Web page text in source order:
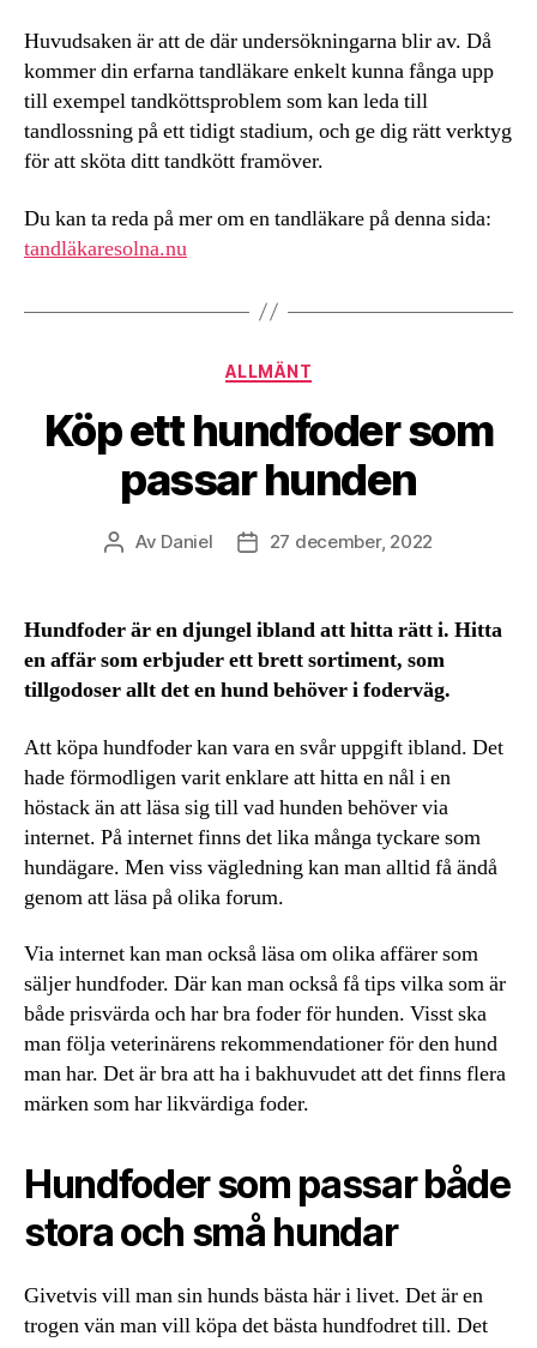
Huvudsaken är att de där undersökningarna blir av. Då
kommer din erfarna tandläkare enkelt kunna fånga upp
till exempel tandköttsproblem som kan leda till
tandlossning på ett tidigt stadium, och ge dig rätt verktyg
för att sköta ditt tandkött framöver.
Du kan ta reda på mer om en tandläkare på denna sida:
tandläkaresolna.nu
Kategorier
ALLMÄNT
Köp ett hundfoder som
passar hunden
Inläggsförfattare
Av Daniel Inläggsdatum
27 december, 2022
Hundfoder är en djungel ibland att hitta rätt i. Hitta
en affär som erbjuder ett brett sortiment, som
tillgodoser allt det en hund behöver i foderväg.
Att köpa hundfoder kan vara en svår uppgift ibland. Det
hade förmodligen varit enklare att hitta en nål i en
höstack än att läsa sig till vad hunden behöver via
internet. På internet finns det lika många tyckare som
hundägare. Men viss vägledning kan man alltid få ändå
genom att läsa på olika forum.
Via internet kan man också läsa om olika affärer som
säljer hundfoder. Där kan man också få tips vilka som är
både prisvärda och har bra foder för hunden. Visst ska
man följa veterinärens rekommendationer för den hund
man har. Det är bra att ha i bakhuvudet att det finns flera
märken som har likvärdiga foder.
Hundfoder som passar både
stora och små hundar
Givetvis vill man sin hunds bästa här i livet. Det är en
trogen vän man vill köpa det bästa hundfodret till. Det